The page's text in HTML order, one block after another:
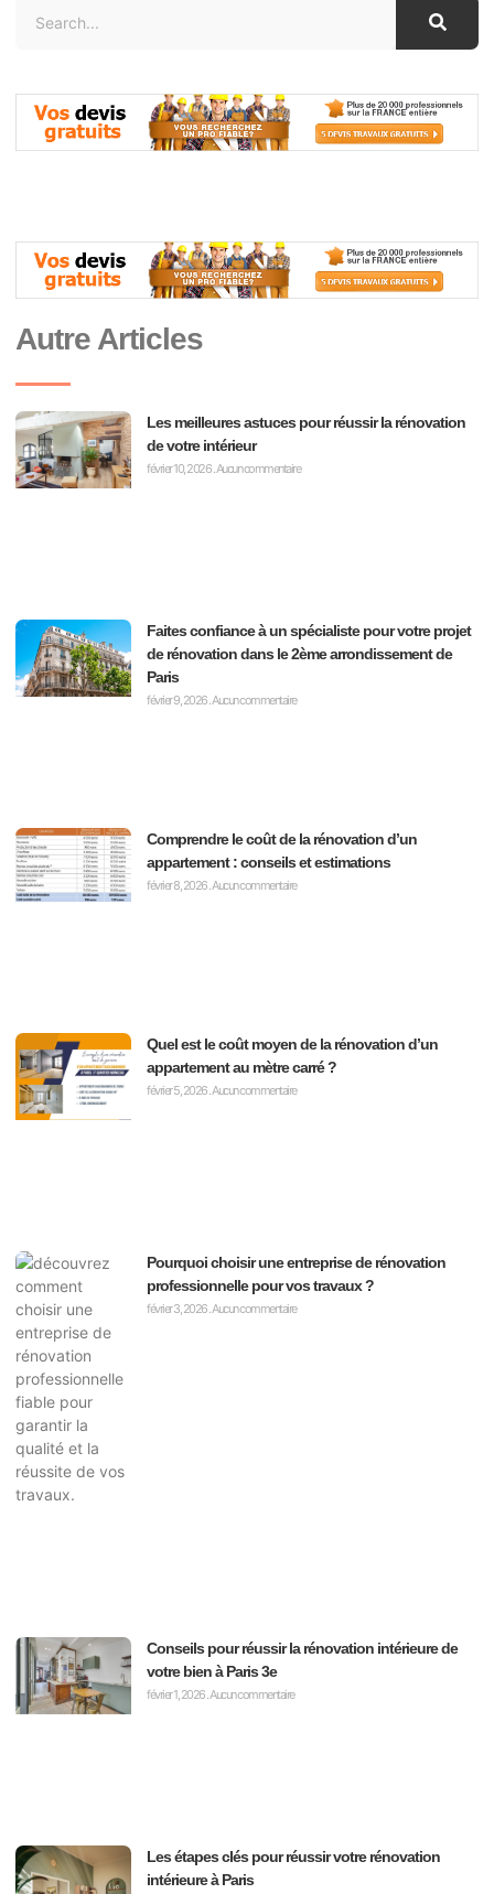
Autre Articles
Les meilleures astuces pour réussir la rénovation
de votre intérieur
février 10, 2026Aucun commentaire
Faites confiance à un spécialiste pour votre projet
de rénovation dans le 2ème arrondissement de
Paris
février 9, 2026Aucun commentaire
Comprendre le coût de la rénovation d’un
appartement : conseils et estimations
février 8, 2026Aucun commentaire
Quel est le coût moyen de la rénovation d’un
appartement au mètre carré ?
février 5, 2026Aucun commentaire
Pourquoi choisir une entreprise de rénovation
professionnelle pour vos travaux ?
février 3, 2026Aucun commentaire
Conseils pour réussir la rénovation intérieure de
votre bien à Paris 3e
février 1, 2026Aucun commentaire
Les étapes clés pour réussir votre rénovation
intérieure à Paris